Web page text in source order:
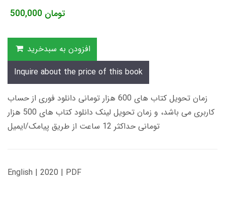
500,000 تومان
افزودن به سبدخرید
Inquire about the price of this book
زمان تحویل کتاب های 600 هزار تومانی دانلود فوری از حساب
کاربری می باشد، و زمان تحویل لینک دانلود کتاب های 500 هزار
تومانی حداکثر 12 ساعت از طریق پیامک/ایمیل
English | 2020 | PDF